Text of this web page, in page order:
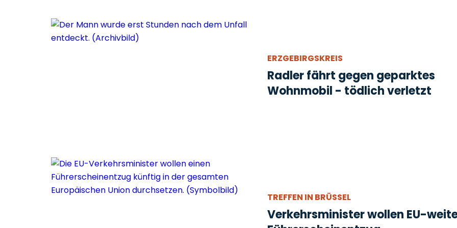
ERZGEBIRGSKREIS
Radler fährt gegen geparktes
Wohnmobil - tödlich verletzt
TREFFEN IN BRÜSSEL
Verkehrsminister wollen EU-